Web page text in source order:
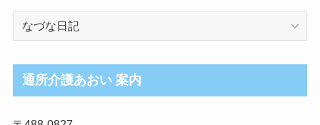
ロ
グ
通所介護あおい 案内